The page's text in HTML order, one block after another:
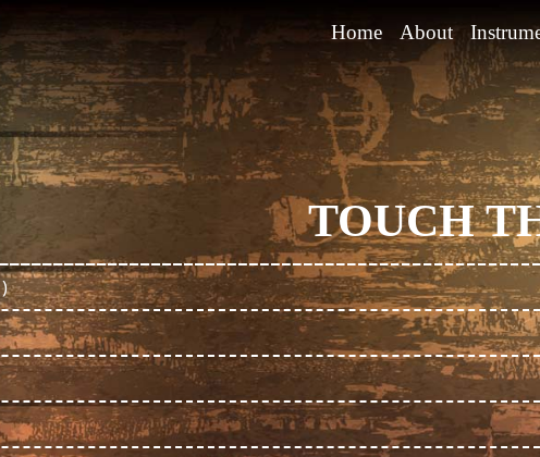
Home About
TOUCH